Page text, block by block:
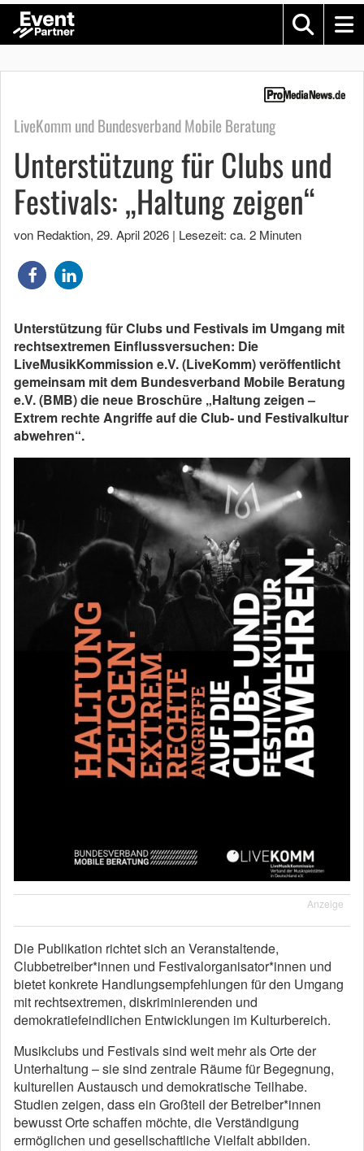
LiveKomm und Bundesverband Mobile Beratung
Unterstützung für Clubs und
Festivals: „Haltung zeigen“
von Redaktion, 29. April 2026 | Lesezeit: ca. 2 Minuten
Unterstützung für Clubs und Festivals im Umgang mit
rechtsextremen Einflussversuchen: Die
LiveMusikKommission e.V. (LiveKomm) veröffentlicht
gemeinsam mit dem Bundesverband Mobile Beratung
e.V. (BMB) die neue Broschüre „Haltung zeigen –
Extrem rechte Angriffe auf die Club- und Festivalkultur
abwehren“.
Anzeige
Die Publikation richtet sich an Veranstaltende,
Clubbetreiber*innen und Festivalorganisator*innen und
bietet konkrete Handlungsempfehlungen für den Umgang
mit rechtsextremen, diskriminierenden und
demokratiefeindlichen Entwicklungen im Kulturbereich.
Musikclubs und Festivals sind weit mehr als Orte der
Unterhaltung – sie sind zentrale Räume für Begegnung,
kulturellen Austausch und demokratische Teilhabe.
Studien zeigen, dass ein Großteil der Betreiber*innen
bewusst Orte schaffen möchte, die Verständigung
ermöglichen und gesellschaftliche Vielfalt abbilden.